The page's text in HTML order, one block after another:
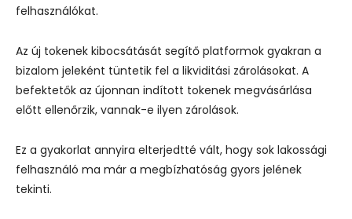
felhasználókat.
Az új tokenek kibocsátását segítő platformok gyakran a
bizalom jeleként tüntetik fel a likviditási zárolásokat. A
befektetők az újonnan indított tokenek megvásárlása
előtt ellenőrzik, vannak-e ilyen zárolások.
Ez a gyakorlat annyira elterjedtté vált, hogy sok lakossági
felhasználó ma már a megbízhatóság gyors jelének
tekinti.